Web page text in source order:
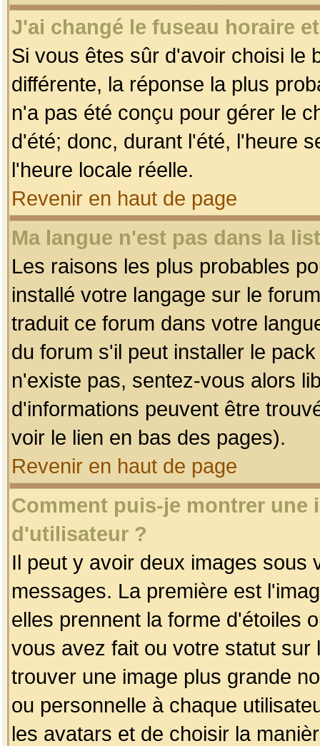
J'ai changé le fuseau horaire
Si vous êtes sûr d'avoir choisi le
différente, la réponse la plus
n'a pas été conçu pour gérer le
d'été; donc, durant l'été, l'heure
l'heure locale réelle.
Revenir en haut de page
Ma langue n'est pas dans la
Les raisons les plus probables
installé votre langage sur le
traduit ce forum dans votre
du forum s'il peut installer le
n'existe pas, sentez-vous alors
d'informations peuvent être
voir le lien en bas des pages).
Revenir en haut de page
Comment puis-je montrer une
d'utilisateur ?
Il peut y avoir deux images sous
messages. La première est
elles prennent la forme d'étoiles
vous avez fait ou votre statut
trouver une image plus grande
ou personnelle à chaque
les avatars et de choisir la